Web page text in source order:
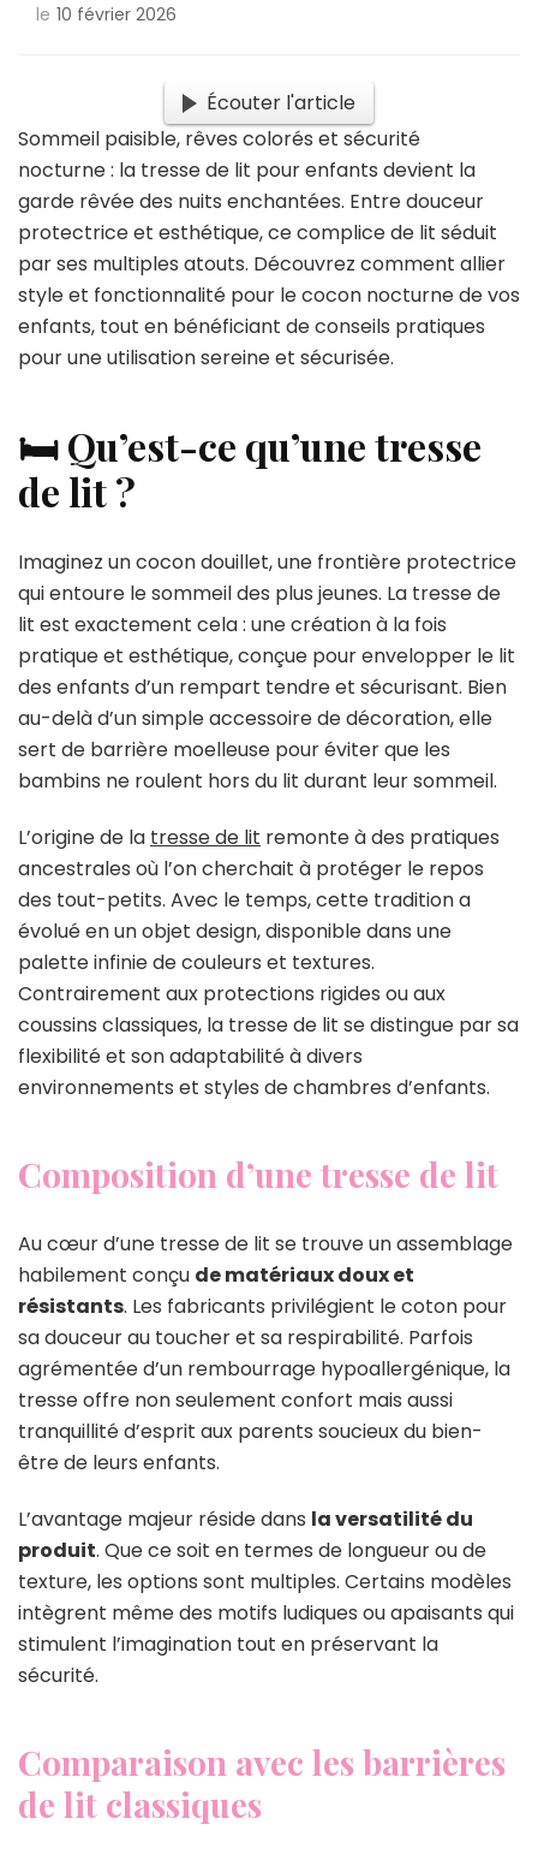
le 10 février 2026
Écouter l'article
Sommeil paisible, rêves colorés et sécurité
nocturne : la tresse de lit pour enfants devient la
garde rêvée des nuits enchantées. Entre douceur
protectrice et esthétique, ce complice de lit séduit
par ses multiples atouts. Découvrez comment allier
style et fonctionnalité pour le cocon nocturne de vos
enfants, tout en bénéficiant de conseils pratiques
pour une utilisation sereine et sécurisée.
🛏️ Qu’est-ce qu’une tresse
de lit ?
Imaginez un cocon douillet, une frontière protectrice
qui entoure le sommeil des plus jeunes. La tresse de
lit est exactement cela : une création à la fois
pratique et esthétique, conçue pour envelopper le lit
des enfants d’un rempart tendre et sécurisant. Bien
au-delà d’un simple accessoire de décoration, elle
sert de barrière moelleuse pour éviter que les
bambins ne roulent hors du lit durant leur sommeil.
L’origine de la tresse de lit remonte à des pratiques
ancestrales où l’on cherchait à protéger le repos
des tout-petits. Avec le temps, cette tradition a
évolué en un objet design, disponible dans une
palette infinie de couleurs et textures.
Contrairement aux protections rigides ou aux
coussins classiques, la tresse de lit se distingue par sa
flexibilité et son adaptabilité à divers
environnements et styles de chambres d’enfants.
Composition d’une tresse de lit
Au cœur d’une tresse de lit se trouve un assemblage
habilement conçu de matériaux doux et
résistants. Les fabricants privilégient le coton pour
sa douceur au toucher et sa respirabilité. Parfois
agrémentée d’un rembourrage hypoallergénique, la
tresse offre non seulement confort mais aussi
tranquillité d’esprit aux parents soucieux du bien-
être de leurs enfants.
L’avantage majeur réside dans la versatilité du
produit. Que ce soit en termes de longueur ou de
texture, les options sont multiples. Certains modèles
intègrent même des motifs ludiques ou apaisants qui
stimulent l’imagination tout en préservant la
sécurité.
Comparaison avec les barrières
de lit classiques